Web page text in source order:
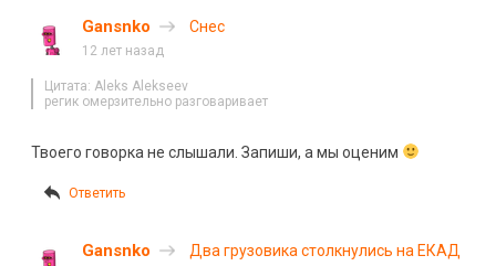
Gansnko Снес
12 лет назад
Цитата: Aleks Alekseev
регик омерзительно разговаривает
Твоего говорка не слышали. Запиши, а мы оценим
Ответить
Gansnko Два грузовика столкнулись на ЕКАД